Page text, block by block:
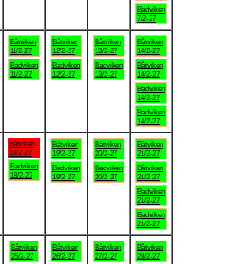
Badviken
7/2-27
Båtviken
11/2-27
Badviken
11/2-27
Båtviken
12/2-27
Badviken
12/2-27
Båtviken
13/2-27
Badviken
13/2-27
Båtviken
14/2-27
Båtviken
14/2-27
Badviken
14/2-27
Badviken
14/2-27
Båtviken
18/2-27
Badviken
18/2-27
Båtviken
19/2-27
Badviken
19/2-27
Båtviken
20/2-27
Badviken
20/2-27
Båtviken
21/2-27
Båtviken
21/2-27
Badviken
21/2-27
Badviken
21/2-27
Båtviken
25/2-27
Båtviken
26/2-27
Båtviken
27/2-27
Båtviken
28/2-27